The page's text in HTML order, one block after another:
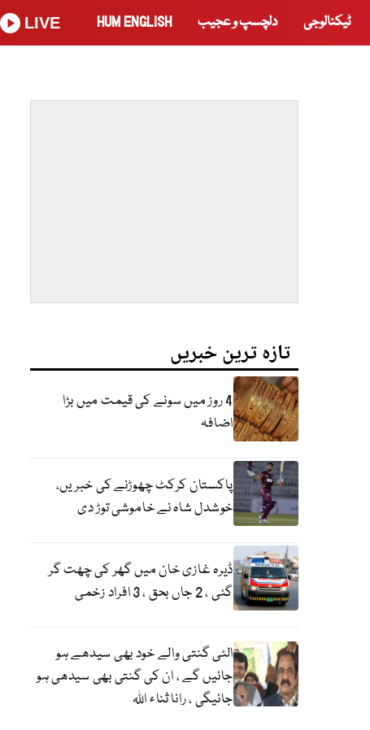
ٹیکنالوجی دلچسپ و عجیب HUM ENGLISH
LIVE
تازہ ترین خبریں
4 روز میں سونے کی قیمت میں بڑا
اضافہ
پاکستان کرکٹ چھوڑنے کی خبریں،
خوشدل شاہ نے خاموشی توڑ دی
ڈیرہ غازی خان میں گھر کی چھت گر
گئی ، 2 جاں بحق ، 3 افراد زخمی
الٹی گنتی والے خود بھی سیدھے ہو
جائیں گے ، ان کی گنتی بھی سیدھی ہو
جائیگی ، رانا ثناء اللہ